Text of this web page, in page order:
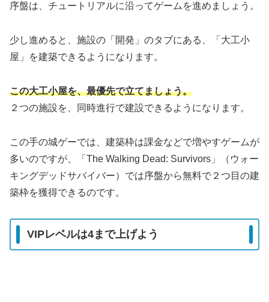
序盤は、チュートリアルに沿ってゲームを進めましょう。
少し進めると、施設の「開発」のタブにある、「大工小
屋」を建築できるようになります。
この大工小屋を、最優先で立てましょう。
２つの施設を、同時進行で建設できるようになります。
この手の城ゲーでは、建築枠は課金などで増やすゲームが
多いのですが、「The Walking Dead: Survivors」（ウォー
キングデッドサバイバー）では序盤から無料で２つ目の建
築枠を獲得できるのです。
VIPレベルは4まで上げよう